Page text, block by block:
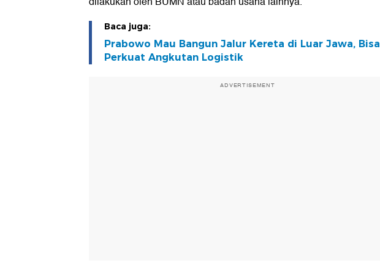
Baca juga:
Prabowo Mau Bangun Jalur Kereta di Luar Jawa, Bisa
Perkuat Angkutan Logistik
ADVERTISEMENT